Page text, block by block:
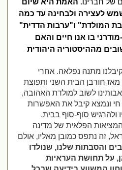
חברינו.האמת היא שיום
לעצירה ולבחינה עד כמה
המולדת" ו"ערבות הדדית"
בו אנו חיים והאם
מההיסטוריה היהודית
מתנה נפלאה. אחרי
חורבן הבית השני ותפוצת
לשוב למולדת האהובה,
ונמצא קיבל את האפשרות
סוף-סוף בבית.
הפלאית של מדינה
זה נתפס כמובן מאליו, אולם
והסבתות שלנו, שנולדו
על תחושת העראיות